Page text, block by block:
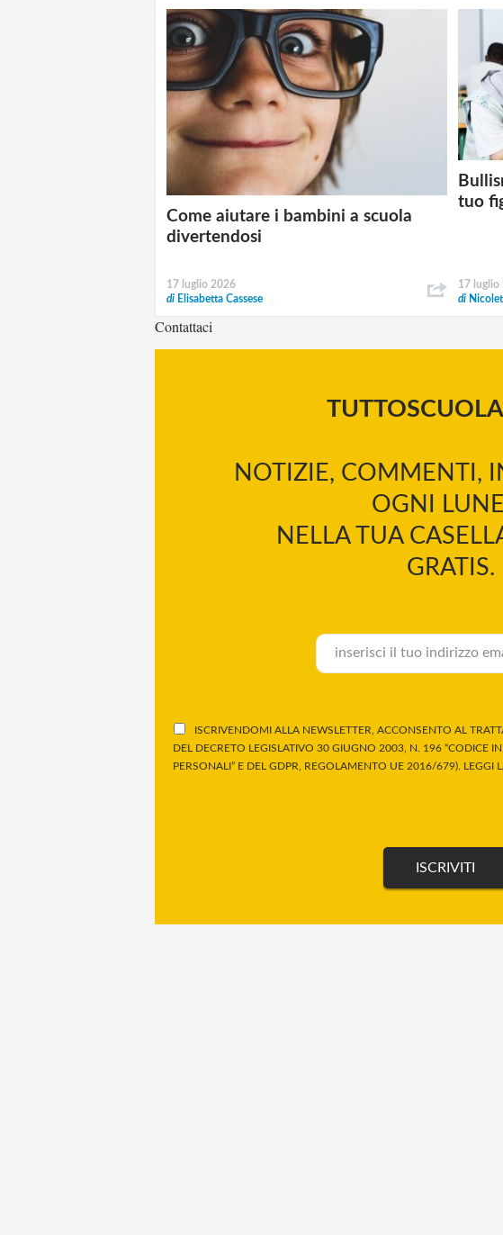
Come aiutare i bambini a scuola
divertendosi
17 luglio 2026
di Elisabetta Cassese
tuo
17 luglio
di
Contattaci
NOTIZIE, COMMENTI,
OGNI
NELLA TUA
GRATIS.
ISCRIVENDOMI ALLA NEWSLETTER, ACCONSENTO AL
DEL DECRETO LEGISLATIVO 30 GIUGNO 2003, N. 196 “CODICE
PERSONALI” E DEL GDPR, REGOLAMENTO UE 2016/679). LEGGI